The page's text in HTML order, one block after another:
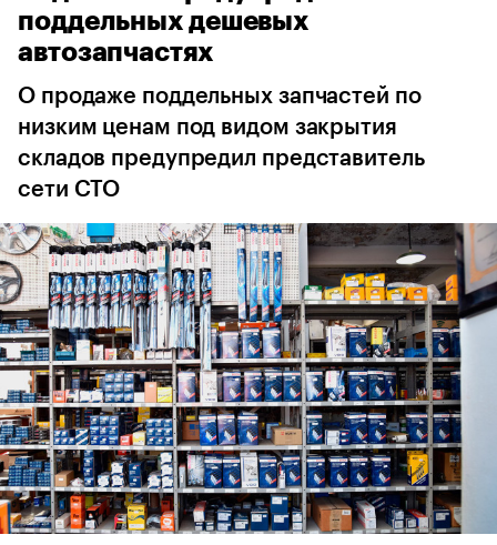
поддельных дешевых
автозапчастях
О продаже поддельных запчастей по
низким ценам под видом закрытия
складов предупредил представитель
сети СТО